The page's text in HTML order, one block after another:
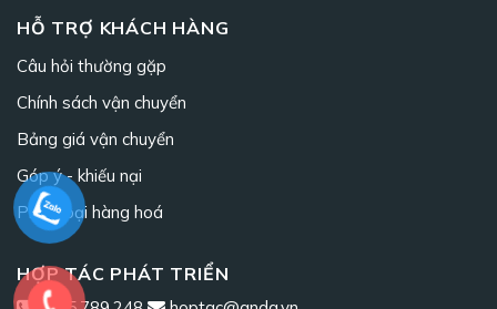
HỖ TRỢ KHÁCH HÀNG
Câu hỏi thường gặp
Chính sách vận chuyển
Bảng giá vận chuyển
Góp ý - khiếu nại
Phân loại hàng hoá
HỢP TÁC PHÁT TRIỂN